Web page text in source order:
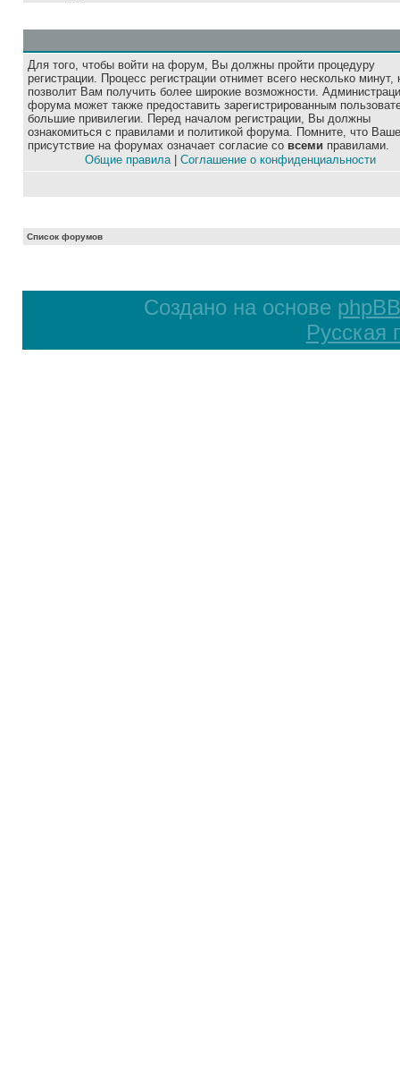
Для того, чтобы войти на форум, Вы должны пройти процедуру
регистрации. Процесс регистрации отнимет всего несколько минут,
позволит Вам получить более широкие возможности.
форума может также предоставить зарегистрированным
большие привилегии. Перед началом регистрации, Вы должны
ознакомиться с правилами и политикой форума. Помните, что Ваше
присутствие на форумах означает согласие со всеми правилами.
Общие правила| Соглашение о конфиденциальности
Список форумов
Создано на основе phpBB
Русская